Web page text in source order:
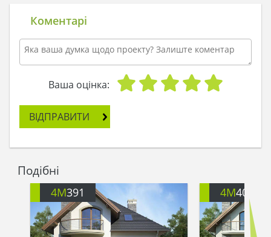
Коментарі
Ваша оцінка:
ВІДПРАВИТИ
Подібні
4M391 4M401